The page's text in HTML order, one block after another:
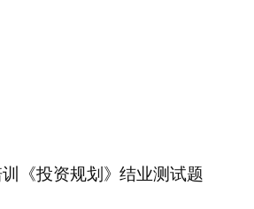
《投资规划》结业测试题